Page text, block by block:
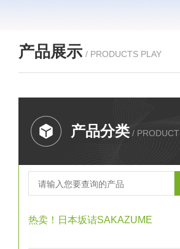
产品展示 / PRODUCTS PLAY
产品分类 / PRODUCT
热卖！日本坂诘SAKAZUME